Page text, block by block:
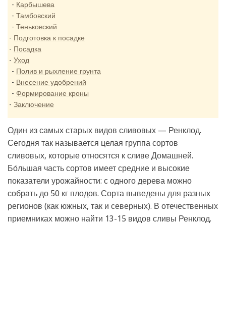
Карбышева
Тамбовский
Теньковский
Подготовка к посадке
Посадка
Уход
Полив и рыхление грунта
Внесение удобрений
Формирование кроны
Заключение
Один из самых старых видов сливовых — Ренклод.
Сегодня так называется целая группа сортов
сливовых, которые относятся к сливе Домашней.
Бо́льшая часть сортов имеет средние и высокие
показатели урожайности: с одного дерева можно
собрать до 50 кг плодов. Сорта выведены для разных
регионов (как южных, так и северных). В отечественных
приемниках можно найти 13-15 видов сливы Ренклод.